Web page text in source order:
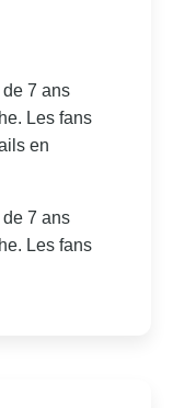
de 7 ans
Les fans
en
7 ans
Les fans